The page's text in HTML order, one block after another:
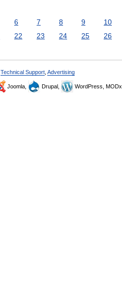
6 7 8 9 10
22 23 24 25 26
Technical Support Advertising
Joomla, Drupal, WordPress, MODx.